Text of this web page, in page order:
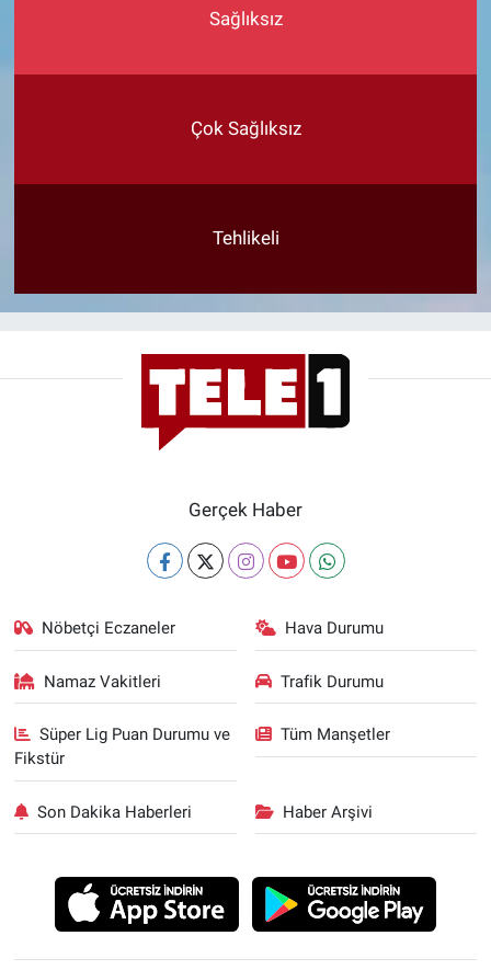
Sağlıksız
Çok Sağlıksız
Tehlikeli
Gerçek Haber
Nöbetçi Eczaneler Hava Durumu
Namaz Vakitleri Trafik Durumu
Süper Lig Puan Durumu ve
Fikstür
Tüm Manşetler
Son Dakika Haberleri Haber Arşivi